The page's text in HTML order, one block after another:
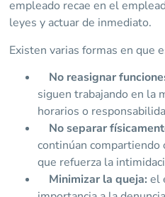
empleado recae en el
leyes y actuar de inmediato.
Existen varias formas en que
No reasignar
siguen trabajando en la
horarios o
No separar
continúan
que refuerza la
Minimizar la queja: el